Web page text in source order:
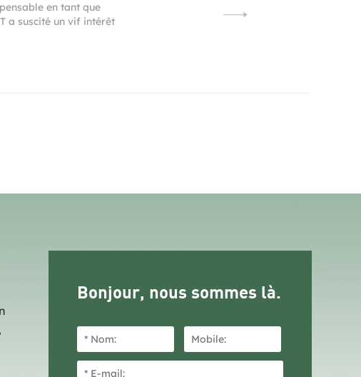
en tant que
a suscité un vif intérêt
Bonjour, nous sommes là.